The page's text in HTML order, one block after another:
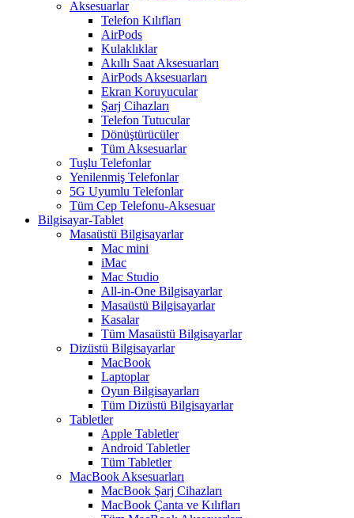
Aksesuarlar
Telefon Kılıfları
AirPods
Kulaklıklar
Akıllı Saat Aksesuarları
AirPods Aksesuarları
Ekran Koruyucular
Şarj Cihazları
Telefon Tutucular
Dönüştürücüler
Tüm Aksesuarlar
Tuşlu Telefonlar
Yenilenmiş Telefonlar
5G Uyumlu Telefonlar
Tüm Cep Telefonu-Aksesuar
Bilgisayar-Tablet
Masaüstü Bilgisayarlar
Mac mini
iMac
Mac Studio
All-in-One Bilgisayarlar
Masaüstü Bilgisayarlar
Kasalar
Tüm Masaüstü Bilgisayarlar
Dizüstü Bilgisayarlar
MacBook
Laptoplar
Oyun Bilgisayarları
Tüm Dizüstü Bilgisayarlar
Tabletler
Apple Tabletler
Android Tabletler
Tüm Tabletler
MacBook Aksesuarları
MacBook Şarj Cihazları
MacBook Çanta ve Kılıfları